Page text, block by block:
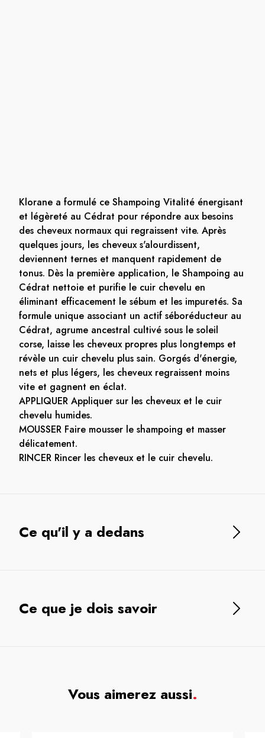
Klorane a formulé ce Shampoing Vitalité énergisant
et légèreté au Cédrat pour répondre aux besoins
des cheveux normaux qui regraissent vite. Après
quelques jours, les cheveux s'alourdissent,
deviennent ternes et manquent rapidement de
tonus. Dès la première application, le Shampoing au
Cédrat nettoie et purifie le cuir chevelu en
éliminant efficacement le sébum et les impuretés. Sa
formule unique associant un actif séboréducteur au
Cédrat, agrume ancestral cultivé sous le soleil
corse, laisse les cheveux propres plus longtemps et
révèle un cuir chevelu plus sain. Gorgés d'énergie,
nets et plus légers, les cheveux regraissent moins
vite et gagnent en éclat.
APPLIQUER Appliquer sur les cheveux et le cuir
chevelu humides.
MOUSSER Faire mousser le shampoing et masser
délicatement.
RINCER Rincer les cheveux et le cuir chevelu.
Ce qu'il y a dedans
Ce que je dois savoir
Vous aimerez aussi.